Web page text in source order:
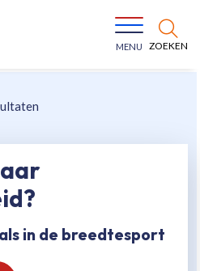
ZOEKEN
MENU
in de breedtesport